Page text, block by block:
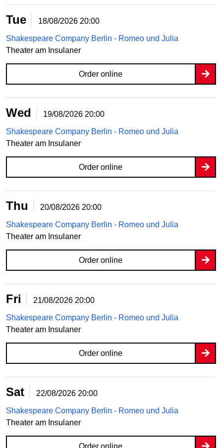
Tue 18/08/2026 20:00
Shakespeare Company Berlin - Romeo und Julia
Theater am Insulaner
Order online
Wed 19/08/2026 20:00
Shakespeare Company Berlin - Romeo und Julia
Theater am Insulaner
Order online
Thu 20/08/2026 20:00
Shakespeare Company Berlin - Romeo und Julia
Theater am Insulaner
Order online
Fri 21/08/2026 20:00
Shakespeare Company Berlin - Romeo und Julia
Theater am Insulaner
Order online
Sat 22/08/2026 20:00
Shakespeare Company Berlin - Romeo und Julia
Theater am Insulaner
Order online